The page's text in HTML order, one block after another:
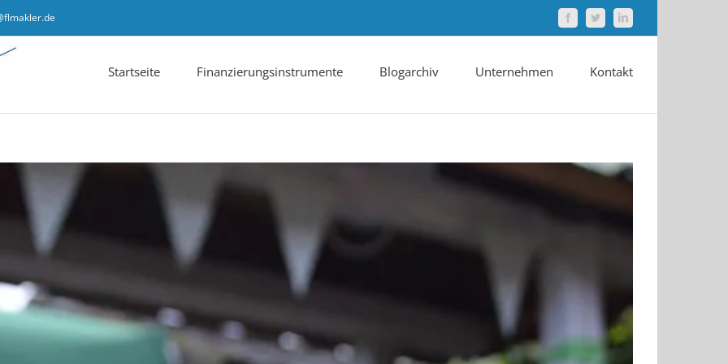
FacebookTwitterLinkedIn
Startseite Finanzierungsinstrumente Blogarchiv Unternehmen Kontakt